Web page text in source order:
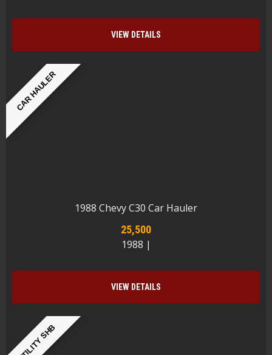
VIEW DETAILS
CAR HAULER
1988 Chevy C30 Car Hauler
25,500
1988 |
VIEW DETAILS
UTILITY SHB